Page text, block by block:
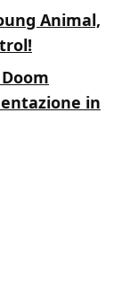
Animal,
in